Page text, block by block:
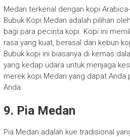
Medan terkenal dengan kopi
Bubuk Kopi Medan adalah pilihan
bagi para pecinta kopi. Kopi ini
rasa yang kuat, berasal dari kebun
Bubuk kopi ini biasanya di kemas
yang kedap udara untuk menjaga
merek kopi Medan yang dapat Anda
Anda.
9. Pia Medan
Pia Medan adalah kue tradisional